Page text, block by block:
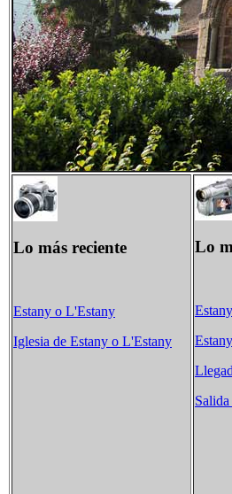
Lo más reciente
Estany o L'Estany
Iglesia de Estany o L'Estany
Lo